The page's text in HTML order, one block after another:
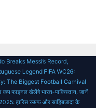
Breaks Messi’s Record,
Legend FIFA WC26:
The Biggest Football Carnival
कप फाइनल खेलेंगे भारत-पाकिस्तान, जानें
हारिस रऊफ और साहिबजादा के